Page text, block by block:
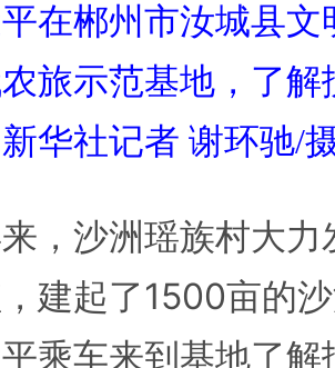
在郴州市汝城县
旅示范基地，了
华社记者 谢环驰/
沙洲瑶族村大力
建起了1500亩的
乘车来到基地了